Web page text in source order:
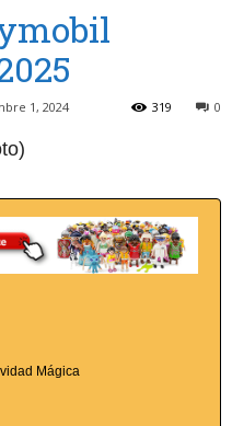
1, 2024 0
319
Mágica